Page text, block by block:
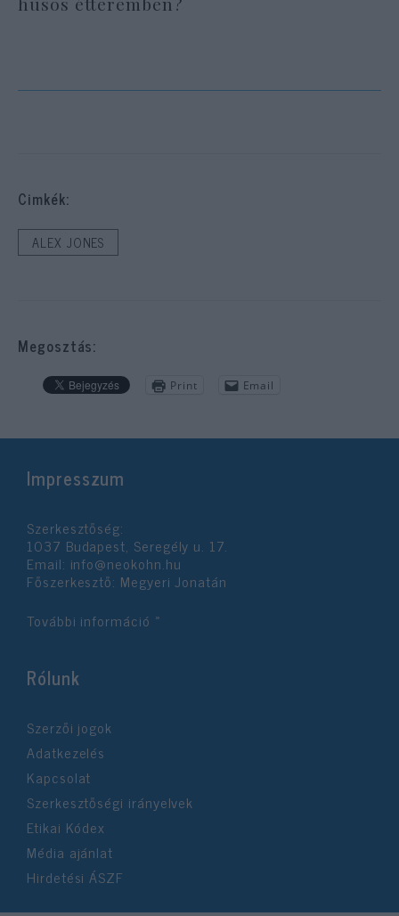
Cimkék:
ALEX JONES
Megosztás:
Print Email
Impresszum
Szerkesztőség:
1037 Budapest, Seregély u. 17.
Email: info@neokohn.hu
Főszerkesztő: Megyeri Jonatán
További információ »
Rólunk
Szerzői jogok
Adatkezelés
Kapcsolat
Szerkesztőségi irányelvek
Etikai Kódex
Média ajánlat
Hirdetési ÁSZF